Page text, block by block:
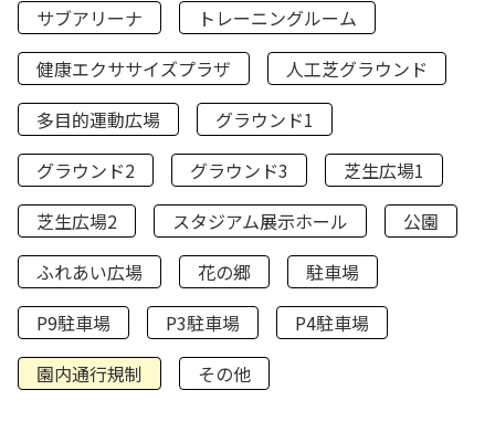
サブアリーナ
トレーニングルーム
健康エクササイズプラザ
人工芝グラウンド
多目的運動広場
グラウンド1
グラウンド2
グラウンド3
芝生広場1
芝生広場2
スタジアム展示ホール
公園
ふれあい広場
花の郷
駐車場
P9駐車場
P3駐車場
P4駐車場
園内通行規制
その他